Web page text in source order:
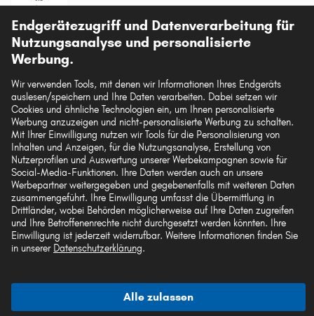
Vorkasse
Unsere Versandpartner
Die hier dargestellten Daten, insbesondere die gesamte Datenbank, dürfen nicht
vervielfältigt werden. Die Vervielfältigung und Verbreitung der Daten und der
Datenbank ohne vorherige Einwilligung von TecAlliance und/oder die
Einbeziehung Dritter in solche Aktivitäten ist streng verboten. Jegliche
unautorisierte Nutzung von Inhalten stellt eine Verletzung des Urheberrechts dar
und kann rechtliche Schritte nach sich ziehen.
Vertrag widerrufen
© 2026 kfzteile24 GmbH - Alle Rechte vorbehalten.
Endgerätezugriff und Datenverarbeitung für
Nutzungsanalyse und personalisierte
Werbung.
Wir verwenden Tools, mit denen wir Informationen Ihres Endgeräts
auslesen/speichern und Ihre Daten verarbeiten. Dabei setzen wir
Cookies und ähnliche Technologien ein, um Ihnen personalisierte
Werbung anzuzeigen und nicht-personalisierte Werbung zu schalten.
Mit Ihrer Einwilligung nutzen wir Tools für die Personalisierung von
Inhalten und Anzeigen, für die Nutzungsanalyse, Erstellung von
Nutzerprofilen und Auswertung unserer Werbekampagnen sowie für
Social-Media-Funktionen. Ihre Daten werden auch an unsere
Werbepartner weitergegeben und gegebenenfalls mit weiteren Daten
zusammengeführt. Ihre Einwilligung umfasst die Übermittlung in
Drittländer, wobei Behörden möglicherweise auf Ihre Daten zugreifen
und Ihre Betroffenenrechte nicht durchgesetzt werden könnten. Ihre
Einwilligung ist jederzeit widerrufbar. Weitere Informationen finden Sie
in unserer Datenschutzerklärung.
Alle zulassen